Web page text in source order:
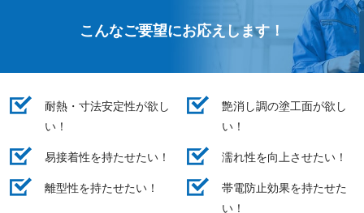
こんなご要望にお応えします！
耐熱・寸法安定性が欲し
い！
艶消し調の塗工面が欲し
い！
易接着性を持たせたい！ 濡れ性を向上させたい！
離型性を持たせたい！
帯電防止効果を持たせた
い！